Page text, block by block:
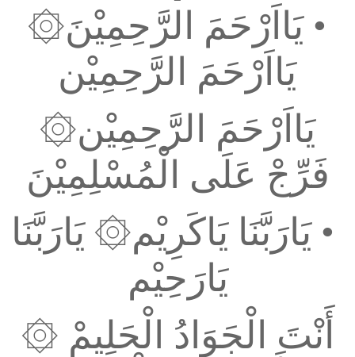
• يَااَرْحَمَ الرَّحِمِيْنَ۞
يَااَرْحَمَ الرَّحِمِيْن
يَااَرْحَمَ الرَّحِمِيْن۞
فَرِّجْ عَلَى الْمُسْلِمِيْنَ
•يَارَبَّنَا يَاكَرِيْم۞ يَارَبَّنَا
يَارَحِيْم
أَنْتَ الْجَوَادُ الْحَلِيمْ ۞